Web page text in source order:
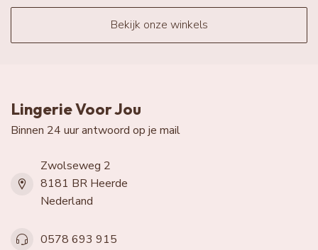
Bekijk onze winkels
Lingerie Voor Jou
Binnen 24 uur antwoord op je mail
Zwolseweg 2
8181 BR Heerde
Nederland
0578 693 915